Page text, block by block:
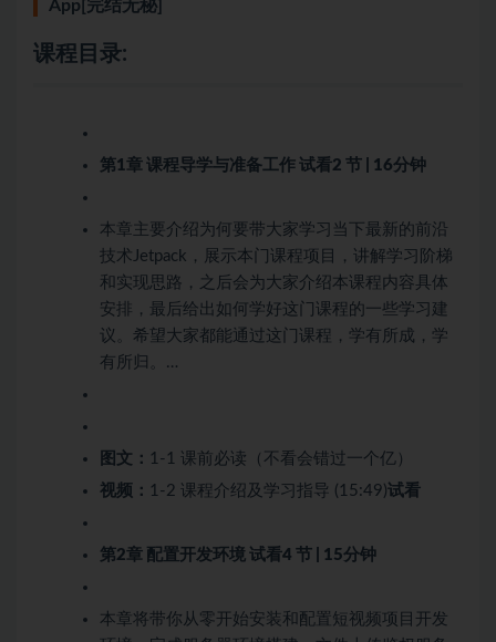
App[完结无秘]
课程目录:
第1章 课程导学与准备工作 试看2 节 | 16分钟
本章主要介绍为何要带大家学习当下最新的前沿
技术Jetpack，展示本门课程项目，讲解学习阶梯
和实现思路，之后会为大家介绍本课程内容具体
安排，最后给出如何学好这门课程的一些学习建
议。希望大家都能通过这门课程，学有所成，学
有所归。…
图文： 1-1 课前必读（不看会错过一个亿）
视频： 1-2 课程介绍及学习指导 (15:49)试看
第2章 配置开发环境 试看4 节 | 15分钟
本章将带你从零开始安装和配置短视频项目开发